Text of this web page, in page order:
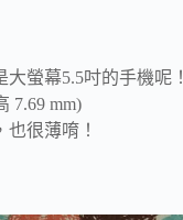
螢幕5.5吋的手機呢！
7.69 mm)
很薄唷！